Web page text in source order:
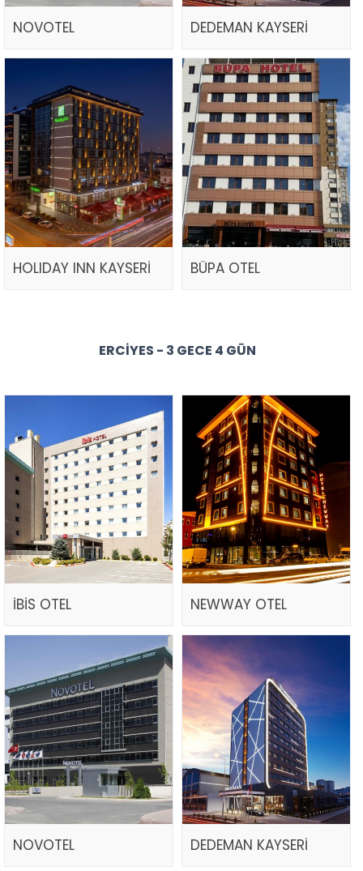
NOVOTEL DEDEMAN KAYSERİ
HOLIDAY INN KAYSERİ BÜPA OTEL
ERCIYES - 3 GECE 4 GÜN
İBİS OTEL NEWWAY OTEL
NOVOTEL DEDEMAN KAYSERİ